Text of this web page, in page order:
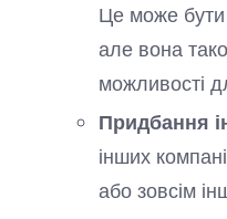
Це може бути
але вона
можливості
Придбання
інших
або зовсім